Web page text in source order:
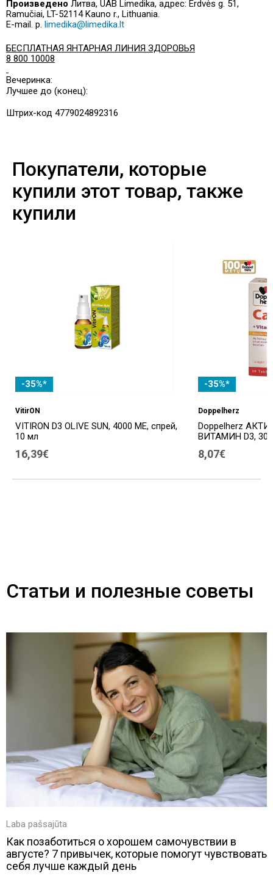
Произведено Литва, UAB Limedika, адрес: Erdvės g. 51,
Ramučiai, LT-52114 Kauno r., Lithuania.
E-mail. p. limedika@limedika.lt
БЕСПЛАТНАЯ ЯНТАРНАЯ ЛИНИЯ ЗДОРОВЬЯ
8 800 10008
Вечеринка:
Лучшее до (конец):
Штрих-код 4779024892316
Покупатели, которые
купили этот товар, также
купили
-35%*
VitirON
VITIRON D3 OLIVE SUN, 4000 МЕ, спрей,
10 мл
16,39€
-35%*
Doppelherz
Doppelherz
ВИТАМИН D3, 30
8,07€
Статьи и полезные советы
Laba pašsajūta
Как позаботиться о хорошем самочувствии в
августе? 7 привычек, которые помогут чувствовать
себя лучше каждый день